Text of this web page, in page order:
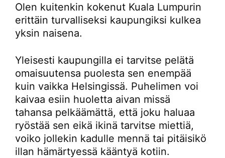
Olen kuitenkin kokenut Kuala Lumpurin
erittäin turvalliseksi kaupungiksi kulkea
yksin naisena.
Yleisesti kaupungilla ei tarvitse pelätä
omaisuutensa puolesta sen enempää
kuin vaikka Helsingissä. Puhelimen voi
kaivaa esiin huoletta aivan missä
tahansa pelkäämättä, että joku haluaa
ryöstää sen eikä ikinä tarvitse miettiä,
voiko jollekin kadulle mennä tai pitäisikö
illan hämärtyessä kääntyä kotiin.